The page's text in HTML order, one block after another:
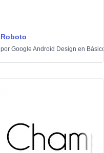
Roboto
por Google Android Design en